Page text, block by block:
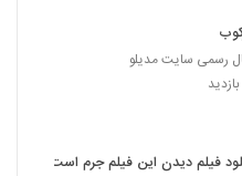
سینمایی مجردها
لاک قرمز
رسمی سایت مدیلو
فیلم دیدن این فیلم جرم است